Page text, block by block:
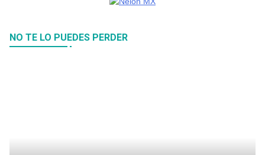
NO TE LO PUEDES PERDER